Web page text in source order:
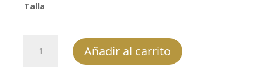
Talla
largo
Añadir al carrito